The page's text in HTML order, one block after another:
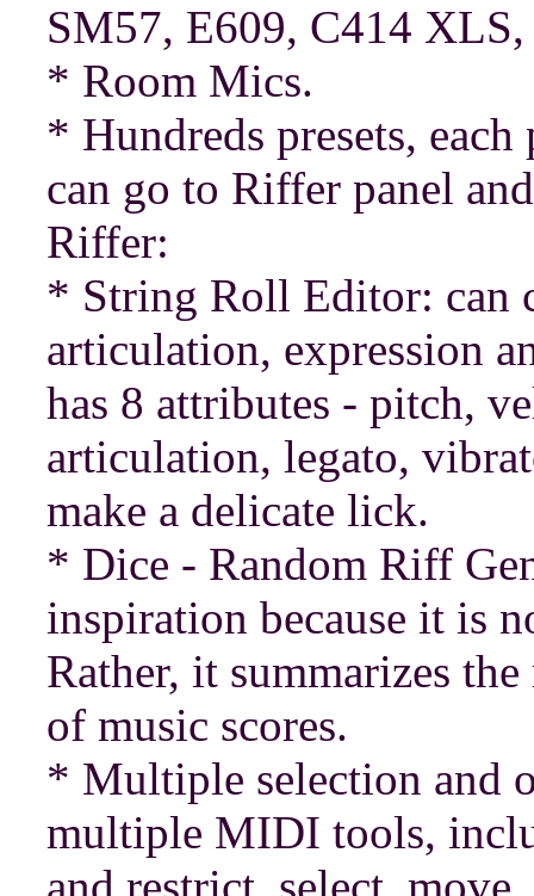
SM57, E609, C414
* Room Mics.
* Hundreds presets,
can go to Riffer panel
Riffer:
* String Roll Editor: can
articulation, expression
has 8 attributes - pitch,
articulation, legato,
make a delicate lick.
* Dice - Random Riff
inspiration because it is
Rather, it summarizes
of music scores.
* Multiple selection and
multiple MIDI tools,